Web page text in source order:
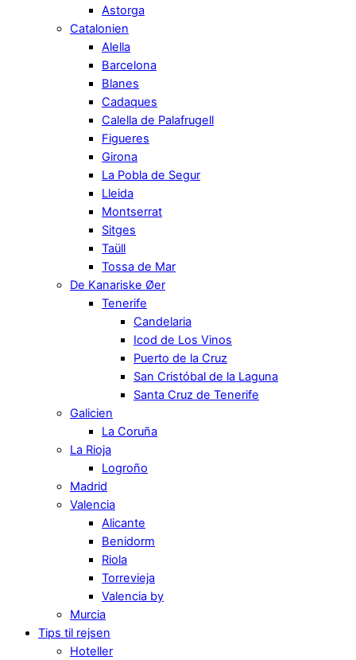
Astorga
Catalonien
Alella
Barcelona
Blanes
Cadaques
Calella de Palafrugell
Figueres
Girona
La Pobla de Segur
Lleida
Montserrat
Sitges
Taüll
Tossa de Mar
De Kanariske Øer
Tenerife
Candelaria
Icod de Los Vinos
Puerto de la Cruz
San Cristóbal de la Laguna
Santa Cruz de Tenerife
Galicien
La Coruña
La Rioja
Logroño
Madrid
Valencia
Alicante
Benidorm
Riola
Torrevieja
Valencia by
Murcia
Tips til rejsen
Hoteller